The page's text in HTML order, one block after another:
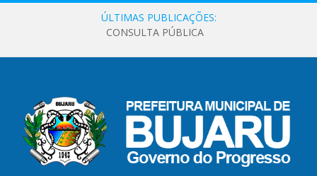
ÚLTIMAS PUBLICAÇÕES:
CONSULTA PÚBLICA